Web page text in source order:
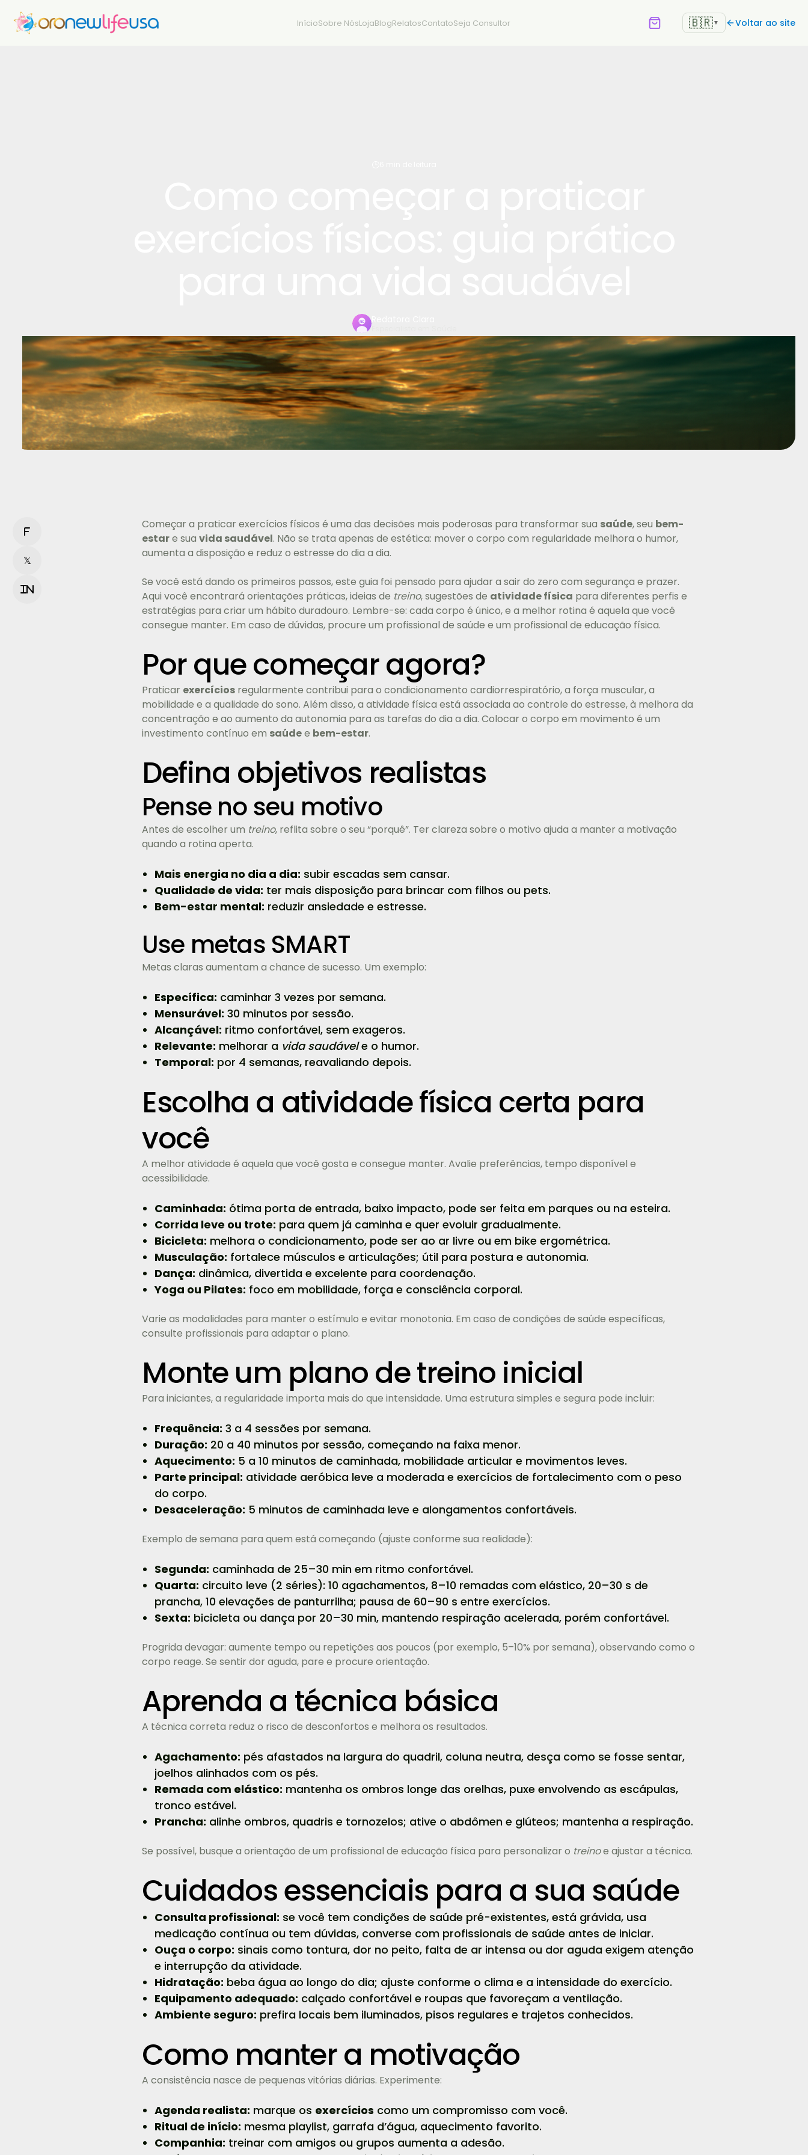
InícioSobre NósLojaBlogRelatosContatoSeja Consultor 🇧🇷▼ Voltar ao site
Redatora Clara
Especialista em Saúde
f
𝕏
in
Começar a praticar exercícios físicos é uma das decisões mais poderosas para transformar sua saúde, seu bem-
estare sua vida saudável. Não se trata apenas de estética: mover o corpo com regularidade melhora o humor,
aumenta a disposição e reduz o estresse do dia a dia.
Se você está dando os primeiros passos, este guia foi pensado para ajudar a sair do zero com segurança e prazer.
Aqui você encontrará orientações práticas, ideias de treino, sugestões de atividade física para diferentes perfis e
estratégias para criar um hábito duradouro. Lembre-se: cada corpo é único, e a melhor rotina é aquela que você
consegue manter. Em caso de dúvidas, procure um profissional de saúde e um profissional de educação física.
Por que começar agora?
Praticar exercícios regularmente contribui para o condicionamento cardiorrespiratório, a força muscular, a
mobilidade e a qualidade do sono. Além disso, a atividade física está associada ao controle do estresse, à melhora da
concentração e ao aumento da autonomia para as tarefas do dia a dia. Colocar o corpo em movimento é um
investimento contínuo em saúdee bem-estar.
Defina objetivos realistas
Pense no seu motivo
Antes de escolher um treino, reflita sobre o seu “porquê”. Ter clareza sobre o motivo ajuda a manter a motivação
quando a rotina aperta.
Mais energia no dia a dia: subir escadas sem cansar.
Qualidade de vida: ter mais disposição para brincar com filhos ou pets.
Bem-estar mental: reduzir ansiedade e estresse.
Use metas SMART
Metas claras aumentam a chance de sucesso. Um exemplo:
Específica: caminhar 3 vezes por semana.
Mensurável: 30 minutos por sessão.
Alcançável: ritmo confortável, sem exageros.
Relevante: melhorar a vida saudávele o humor.
Temporal: por 4 semanas, reavaliando depois.
Escolha a atividade física certa para
você
A melhor atividade é aquela que você gosta e consegue manter. Avalie preferências, tempo disponível e
acessibilidade.
Caminhada: ótima porta de entrada, baixo impacto, pode ser feita em parques ou na esteira.
Corrida leve ou trote: para quem já caminha e quer evoluir gradualmente.
Bicicleta: melhora o condicionamento, pode ser ao ar livre ou em bike ergométrica.
Musculação: fortalece músculos e articulações; útil para postura e autonomia.
Dança: dinâmica, divertida e excelente para coordenação.
Yoga ou Pilates: foco em mobilidade, força e consciência corporal.
Varie as modalidades para manter o estímulo e evitar monotonia. Em caso de condições de saúde específicas,
consulte profissionais para adaptar o plano.
Monte um plano de treino inicial
Para iniciantes, a regularidade importa mais do que intensidade. Uma estrutura simples e segura pode incluir:
Frequência: 3 a 4 sessões por semana.
Duração: 20 a 40 minutos por sessão, começando na faixa menor.
Aquecimento: 5 a 10 minutos de caminhada, mobilidade articular e movimentos leves.
Parte principal: atividade aeróbica leve a moderada e exercícios de fortalecimento com o peso
do corpo.
Desaceleração: 5 minutos de caminhada leve e alongamentos confortáveis.
Exemplo de semana para quem está começando (ajuste conforme sua realidade):
Segunda: caminhada de 25–30 min em ritmo confortável.
Quarta: circuito leve (2 séries): 10 agachamentos, 8–10 remadas com elástico, 20–30 s de
prancha, 10 elevações de panturrilha; pausa de 60–90 s entre exercícios.
Sexta: bicicleta ou dança por 20–30 min, mantendo respiração acelerada, porém confortável.
Progrida devagar: aumente tempo ou repetições aos poucos (por exemplo, 5–10% por semana), observando como o
corpo reage. Se sentir dor aguda, pare e procure orientação.
Aprenda a técnica básica
A técnica correta reduz o risco de desconfortos e melhora os resultados.
Agachamento: pés afastados na largura do quadril, coluna neutra, desça como se fosse sentar,
joelhos alinhados com os pés.
Remada com elástico: mantenha os ombros longe das orelhas, puxe envolvendo as escápulas,
tronco estável.
Prancha: alinhe ombros, quadris e tornozelos; ative o abdômen e glúteos; mantenha a respiração.
Se possível, busque a orientação de um profissional de educação física para personalizar o treinoe ajustar a técnica.
Cuidados essenciais para a sua saúde
Consulta profissional: se você tem condições de saúde pré-existentes, está grávida, usa
medicação contínua ou tem dúvidas, converse com profissionais de saúde antes de iniciar.
Ouça o corpo: sinais como tontura, dor no peito, falta de ar intensa ou dor aguda exigem atenção
e interrupção da atividade.
Hidratação: beba água ao longo do dia; ajuste conforme o clima e a intensidade do exercício.
Equipamento adequado: calçado confortável e roupas que favoreçam a ventilação.
Ambiente seguro: prefira locais bem iluminados, pisos regulares e trajetos conhecidos.
Como manter a motivação
A consistência nasce de pequenas vitórias diárias. Experimente:
Agenda realista: marque os exercícios como um compromisso com você.
Ritual de início: mesma playlist, garrafa d’água, aquecimento favorito.
Companhia: treinar com amigos ou grupos aumenta a adesão.